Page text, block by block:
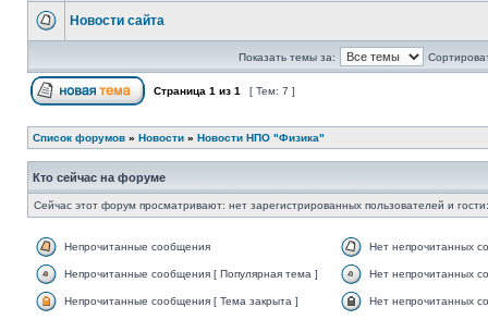
Новости сайта
Показать темы за:
Страница 1 из 1 [ Тем: 7 ]
Список форумов » Новости » Новости НПО "Физика"
Кто сейчас на форуме
Сейчас этот форум просматривают: нет зарегистрированных пользователей и
Непрочитанные сообщения Нет непрочитанных
Непрочитанные сообщения [ Популярная тема ] Нет непрочитанных
Непрочитанные сообщения [ Тема закрыта ] Нет непрочитанных